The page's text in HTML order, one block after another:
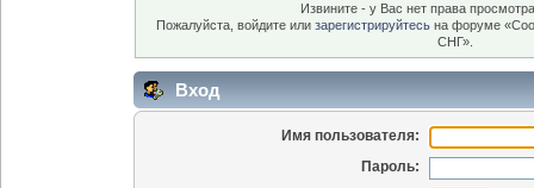
Извините - у Вас нет права
Пожалуйста, войдите или зарегистрируйтесь на форуме
СНГ».
Вход
Имя пользователя:
Пароль: